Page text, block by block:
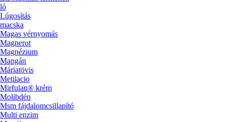
ló
Lúgosítás
macska
Magas vérnyomás
Magnerot
Magnézium
Mangán
Máriatövis
Metilacio
Mirfulan® krém
Molibdén
Msm fájdalomcsillapító
Multi enzim